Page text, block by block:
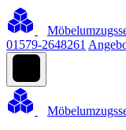
01579-2648261